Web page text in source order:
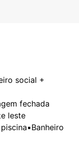
social +
fechada
leste